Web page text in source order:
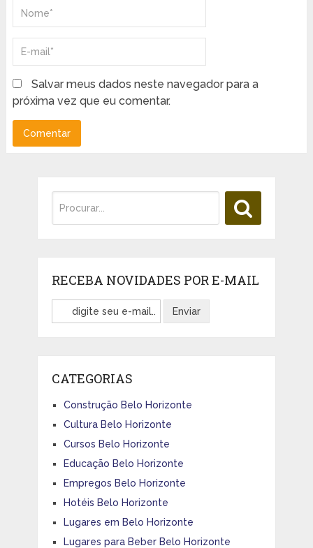
Salvar meus dados neste navegador para a
próxima vez que eu comentar.
RECEBA NOVIDADES POR E-MAIL
CATEGORIAS
Construção Belo Horizonte
Cultura Belo Horizonte
Cursos Belo Horizonte
Educação Belo Horizonte
Empregos Belo Horizonte
Hotéis Belo Horizonte
Lugares em Belo Horizonte
Lugares para Beber Belo Horizonte